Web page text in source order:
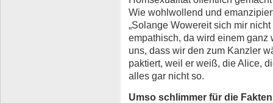
Wie wohlwollend und
„Solange Wowereit sich mir
empathisch, da wird einem ganz
uns, dass wir den zum Kanzler
paktiert, weil er weiß, die Alice,
alles gar nicht so.
Umso schlimmer für die Fakten